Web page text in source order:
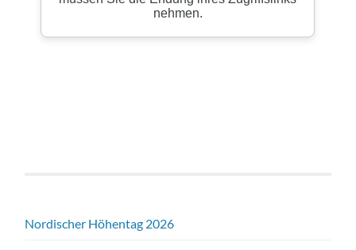
Nordischer Höhentag 2026